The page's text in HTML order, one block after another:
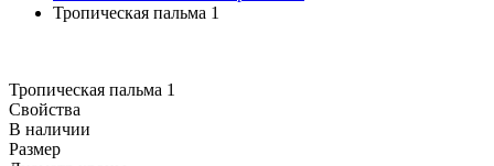
Тропическая пальма 1
Тропическая пальма 1
Свойства
В наличии
Размер